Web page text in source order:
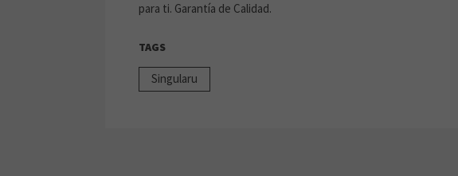
para ti. Garantía de Calidad.
TAGS
Singularu